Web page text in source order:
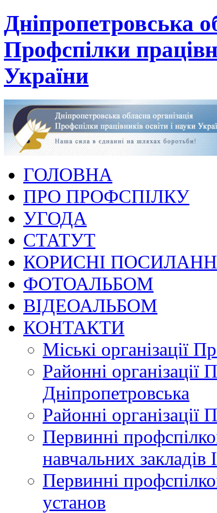
Дніпропетровська
Профспілки
України
ГОЛОВНА
ПРО ПРОФСПІЛКУ
УГОДА
СТАТУТ
КОРИСНІ
ФОТОАЛЬБОМ
ВІДЕОАЛЬБОМ
КОНТАКТИ
Міські організації
Районні організації
Дніпропетровська
Районні організації
Первинні
навчальних закладів
Первинні
установ